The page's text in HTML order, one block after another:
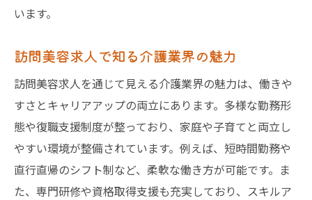
います。
訪問美容求人で知る介護業界の魅力
訪問美容求人を通じて見える介護業界の魅力は、働きや
すさとキャリアアップの両立にあります。多様な勤務形
態や復職支援制度が整っており、家庭や子育てと両立し
やすい環境が整備されています。例えば、短時間勤務や
直行直帰のシフト制など、柔軟な働き方が可能です。ま
た、専門研修や資格取得支援も充実しており、スキルア